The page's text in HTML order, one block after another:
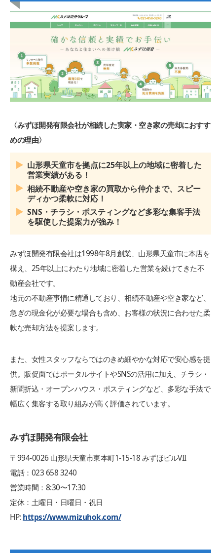
〈みずほ開発有限会社が相続した実家・空き家の売却におすす
めの理由〉
山形県天童市を拠点に25年以上の地域に密着した
営業実績がある！
相続不動産や空き家の買取から仲介まで、スピー
ディかつ柔軟に対応！
SNS・チラシ・ポスティングなど多彩な集客手法
を駆使した提案力が強み！
みずほ開発有限会社は1998年8月創業、山形県天童市に本店を
構え、25年以上にわたり地域に密着した営業を続けてきた不
動産会社です。
地元の不動産事情に精通しており、相続不動産や空き家など、
急ぎの現金化が必要な場合も含め、お客様の状況に合わせた柔
軟な売却方法を提案します。
また、女性スタッフならではのきめ細やかな対応で安心感を提
供。販促面ではポータルサイトやSNSの活用に加え、チラシ・
新聞折込・オープンハウス・ポスティングなど、多彩な手法で
幅広く集客する取り組みが高く評価されています。
みずほ開発有限会社
〒994‑0026 山形県天童市東本町1‑15‑18 みずほビルVII
電話：023 658 3240
営業時間：8:30〜17:30
定休：土曜日・日曜日・祝日
HP: https://www.mizuhok.com/